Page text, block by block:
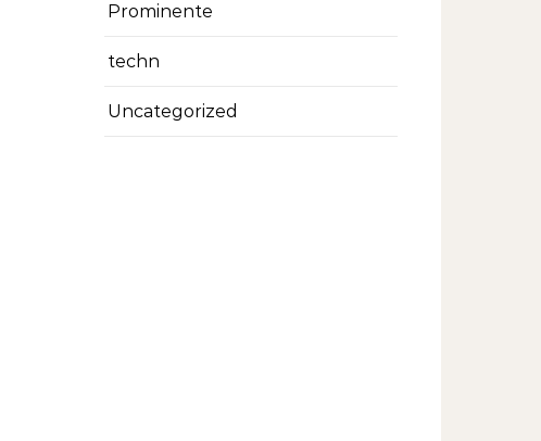
Prominente
techn
Uncategorized